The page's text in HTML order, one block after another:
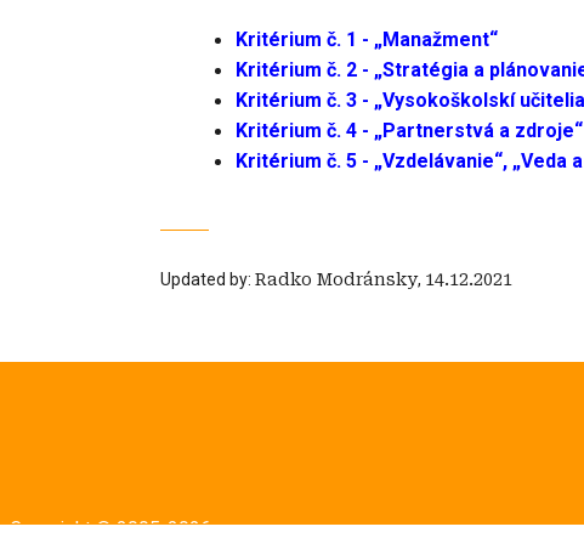
Kritérium č. 1 - „Manažment“
Kritérium č. 2 - „Stratégia a
Kritérium č. 3 - „Vysokoškolskí
Kritérium č. 4 - „Partnerstvá a zdroje“
Kritérium č. 5 - „Vzdelávanie“, „Veda
Updated by: Radko Modránsky, 14.12.2021
Copyright © 2005-2026